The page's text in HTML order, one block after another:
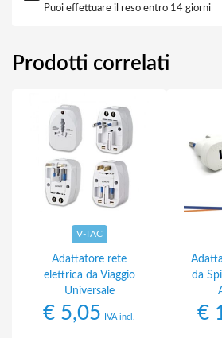
Puoi effettuare il reso entro 14 giorni
Prodotti correlati
V-TAC
Adattatore rete
elettrica da Viaggio
Universale
€ 5,05 IVA incl.
da
€